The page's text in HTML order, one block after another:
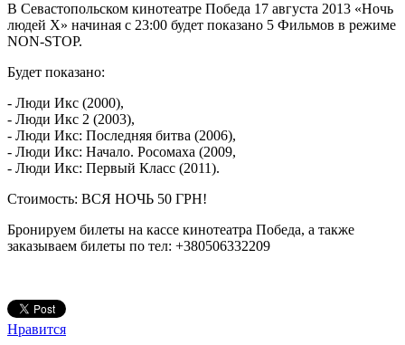
В Севастопольском кинотеатре Победа 17 августа 2013 «Ночь
людей Х» начиная с 23:00 будет показано 5 Фильмов в режиме
NON-STOP.
Будет показано:
- Люди Икс (2000),
- Люди Икс 2 (2003),
- Люди Икс: Последняя битва (2006),
- Люди Икс: Начало. Росомаха (2009,
- Люди Икс: Первый Класс (2011).
Стоимость: ВСЯ НОЧЬ 50 ГРН!
Бронируем билеты на кассе кинотеатра Победа, а также
заказываем билеты по тел: +380506332209
Нравится